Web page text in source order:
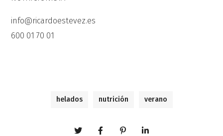
info@ricardoestevez.es
600 01 70 01
helados nutrición verano